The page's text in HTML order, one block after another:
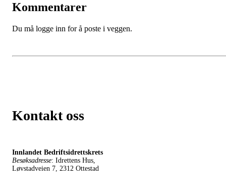
Kommentarer
Du må logge inn for å poste i veggen.
Kontakt oss
Innlandet Bedriftsidrettskrets
Besøksadresse: Idrettens Hus,
Løvstadveien 7, 2312 Ottestad